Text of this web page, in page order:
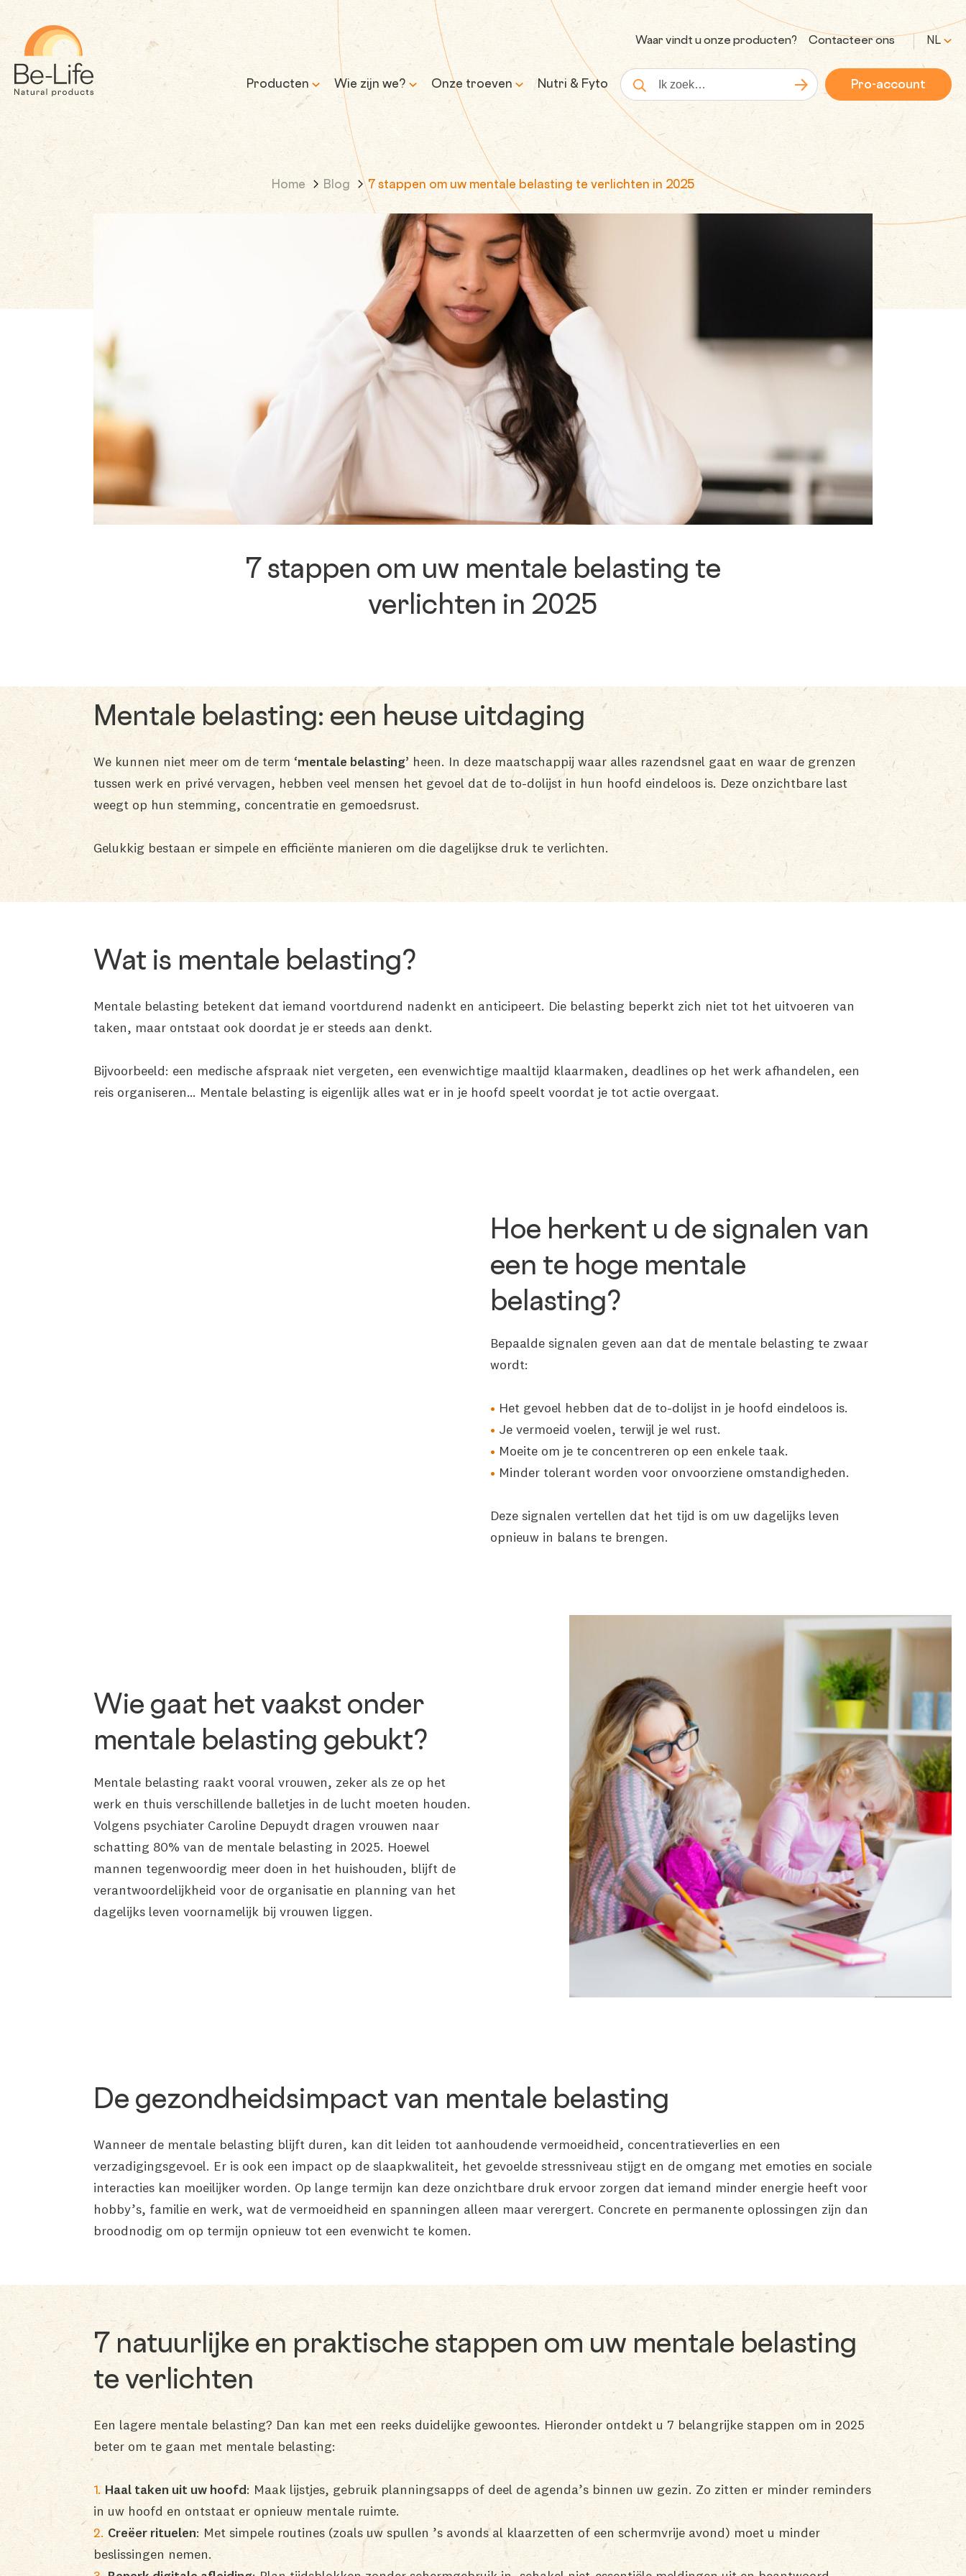
Waar vindt u onze producten? Contacteer ons NL
Producten Wie zijn we?
Ons verhaal
Onze missie en belofte
Onze troeven
Wetenschap & expertise
Transparantie &
verantwoorde formules
Inkoop &
traceerbaarheid
Controle & kwaliteit
Duurzaamheid
B Corp™
Onze keurmerken
Ondersteuning &
opleiding
Nutri & Fyto
Zoekopdracht Zoeken Pro-account
Home Blog 7 stappen om uw mentale belasting te verlichten in 2025
7 stappen om uw mentale belasting te
verlichten in 2025
Mentale belasting: een heuse uitdaging
We kunnen niet meer om de term‘mentale belasting’ heen. In deze maatschappij waar alles razendsnel gaat en waar de grenzen
tussen werk en privé vervagen, hebben veel mensen het gevoel dat de to-dolijst in hun hoofd eindeloos is. Deze onzichtbare last
weegt op hun stemming, concentratie en gemoedsrust.
Gelukkig bestaan er simpele en efficiënte manieren om die dagelijkse druk te verlichten.
Wat is mentale belasting?
Mentale belasting betekent dat iemand voortdurend nadenkt en anticipeert. Die belasting beperkt zich niet tot het uitvoeren van
taken, maar ontstaat ook doordat je er steeds aan denkt.
Bijvoorbeeld: een medische afspraak niet vergeten, een evenwichtige maaltijd klaarmaken, deadlines op het werk afhandelen, een
reis organiseren… Mentale belasting is eigenlijk alles wat er in je hoofd speelt voordat je tot actie overgaat.
Hoe herkent u de signalen van
een te hoge mentale
belasting?
Bepaalde signalen geven aan dat de mentale belasting te zwaar
wordt:
Het gevoel hebben dat de to-dolijst in je hoofd eindeloos is.
Je vermoeid voelen, terwijl je wel rust.
Moeite om je te concentreren op een enkele taak.
Minder tolerant worden voor onvoorziene omstandigheden.
Deze signalen vertellen dat het tijd is om uw dagelijks leven
opnieuw in balans te brengen.
Wie gaat het vaakst onder
mentale belasting gebukt?
Mentale belasting raakt vooral vrouwen, zeker als ze op het
werk en thuis verschillende balletjes in de lucht moeten houden.
Volgens psychiater Caroline Depuydt dragen vrouwen naar
schatting 80% van de mentale belasting in 2025. Hoewel
mannen tegenwoordig meer doen in het huishouden, blijft de
verantwoordelijkheid voor de organisatie en planning van het
dagelijks leven voornamelijk bij vrouwen liggen.
De gezondheidsimpact van mentale belasting
Wanneer de mentale belasting blijft duren, kan dit leiden tot aanhoudende vermoeidheid, concentratieverlies en een
verzadigingsgevoel. Er is ook een impact op de slaapkwaliteit, het gevoelde stressniveau stijgt en de omgang met emoties en sociale
interacties kan moeilijker worden. Op lange termijn kan deze onzichtbare druk ervoor zorgen dat iemand minder energie heeft voor
hobby’s, familie en werk, wat de vermoeidheid en spanningen alleen maar verergert. Concrete en permanente oplossingen zijn dan
broodnodig om op termijn opnieuw tot een evenwicht te komen.
7 natuurlijke en praktische stappen om uw mentale belasting
te verlichten
Een lagere mentale belasting? Dan kan met een reeks duidelijke gewoontes. Hieronder ontdekt u 7 belangrijke stappen om in 2025
beter om te gaan met mentale belasting:
Haal taken uit uw hoofd: Maak lijstjes, gebruik planningsapps of deel de agenda’s binnen uw gezin. Zo zitten er minder reminders
in uw hoofd en ontstaat er opnieuw mentale ruimte.
Creëer rituelen: Met simpele routines (zoals uw spullen ’s avonds al klaarzetten of een schermvrije avond) moet u minder
beslissingen nemen.